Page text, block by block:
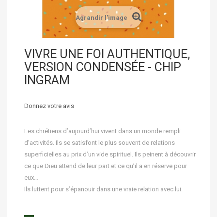
Agrandir l'image
VIVRE UNE FOI AUTHENTIQUE,
VERSION CONDENSÉE - CHIP
INGRAM
Donnez votre avis
Les chrétiens d’aujourd’hui vivent dans un monde rempli
d’activités. Ils se satisfont le plus souvent de relations
superficielles au prix d’un vide spirituel. Ils peinent à découvrir
ce que Dieu attend de leur part et ce qu’il a en réserve pour
eux…
Ils luttent pour s’épanouir dans une vraie relation avec lui.